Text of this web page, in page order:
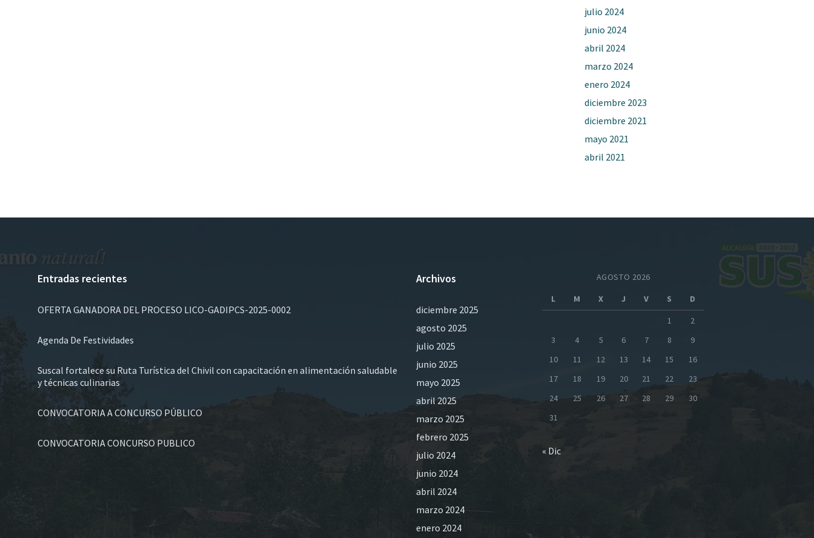
julio 2024
junio 2024
abril 2024
marzo 2024
enero 2024
diciembre 2023
diciembre 2021
mayo 2021
abril 2021
Entradas recientes
OFERTA GANADORA DEL PROCESO LICO-GADIPCS-2025-0002
Agenda De Festividades
Suscal fortalece su Ruta Turística del Chivil con capacitación en alimentación saludable
y técnicas culinarias
CONVOCATORIA A CONCURSO PÚBLICO
CONVOCATORIA CONCURSO PUBLICO
Archivos
diciembre 2025
agosto 2025
julio 2025
junio 2025
mayo 2025
abril 2025
marzo 2025
febrero 2025
julio 2024
junio 2024
abril 2024
marzo 2024
enero 2024
AGOSTO 2026
L
M X J V S
D
1
2
3
4 5 6 7 8
9
10
11 12 13 14 15
16
17
18 19 20 21 22
23
24
25 26 27 28 29
30
31
« Dic